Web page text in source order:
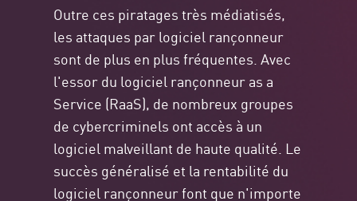
Outre ces piratages très médiatisés,
les attaques par logiciel rançonneur
sont de plus en plus fréquentes. Avec
l'essor du logiciel rançonneur as a
Service (RaaS), de nombreux groupes
de cybercriminels ont accès à un
logiciel malveillant de haute qualité. Le
succès généralisé et la rentabilité du
logiciel rançonneur font que n'importe